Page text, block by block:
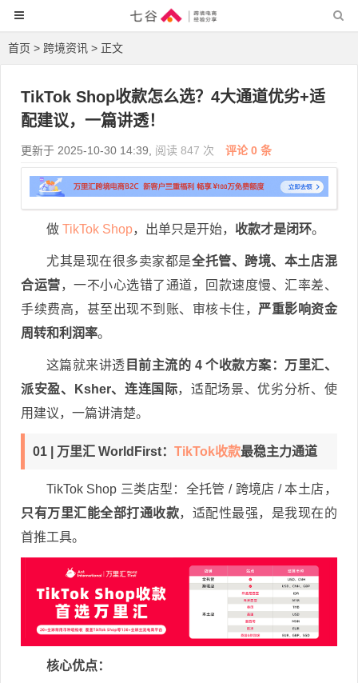
首页 > 跨境资讯 > 正文
TikTok Shop收款怎么选？4大通道优劣+适
配建议，一篇讲透！
更新于 2025-10-30 14:39, 阅读 847 次 评论 0 条
做 TikTok Shop，出单只是开始， 收款才是闭环。
尤其是现在很多卖家都是全托管、跨境、本土店混
合运营，一不小心选错了通道，回款速度慢、汇率差、
手续费高，甚至出现不到账、审核卡住， 严重影响资金
周转和利润率。
这篇就来讲透 目前主流的 4 个收款方案：万里汇、
派安盈、Ksher、连连国际，适配场景、优劣分析、使
用建议，一篇讲清楚。
01 | 万里汇 WorldFirst： TikTok收款最稳主力通道
TikTok Shop 三类店型：全托管 / 跨境店 / 本土店，
只有万里汇能全部打通收款，适配性最强，是我现在的
首推工具。
核心优点：